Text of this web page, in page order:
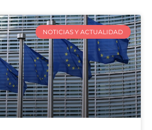
NOTICIAS Y ACTUALIDAD